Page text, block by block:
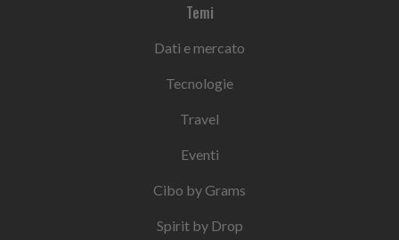
Temi
Dati e mercato
Tecnologie
Travel
Eventi
Cibo by Grams
Spirit by Drop